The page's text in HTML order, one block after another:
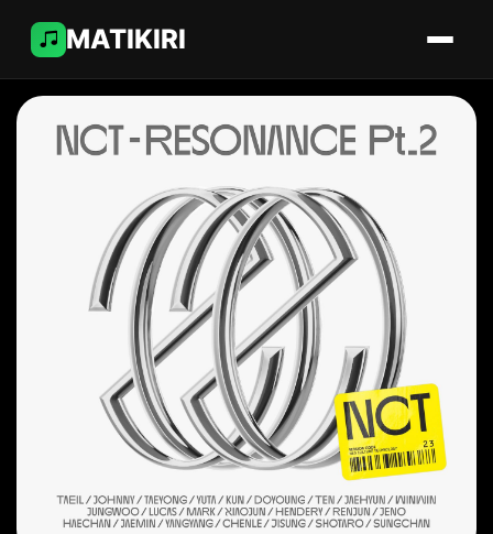
MATIKIRI